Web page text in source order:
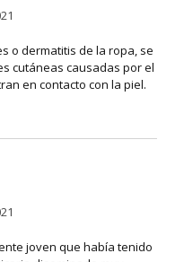
o dermatitis de la ropa, se
cutáneas causadas por el
en contacto con la piel.
joven que había tenido